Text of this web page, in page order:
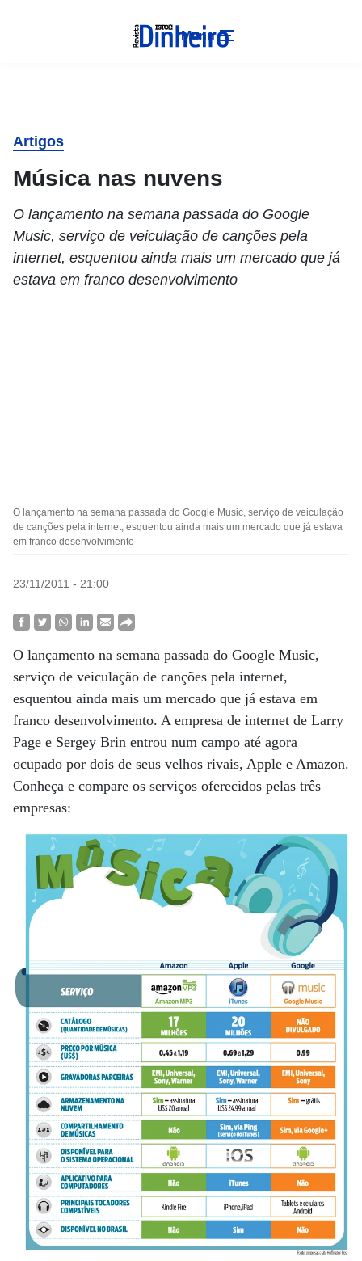
Menu
Artigos
Música nas nuvens
O lançamento na semana passada do Google
Music, serviço de veiculação de canções pela
internet, esquentou ainda mais um mercado que já
estava em franco desenvolvimento
O lançamento na semana passada do Google Music, serviço de veiculação
de canções pela internet, esquentou ainda mais um mercado que já estava
em franco desenvolvimento
23/11/2011 - 21:00
O lançamento na semana passada do Google Music,
serviço de veiculação de canções pela internet,
esquentou ainda mais um mercado que já estava em
franco desenvolvimento. A empresa de internet de Larry
Page e Sergey Brin entrou num campo até agora
ocupado por dois de seus velhos rivais, Apple e Amazon.
Conheça e compare os serviços oferecidos pelas três
empresas: